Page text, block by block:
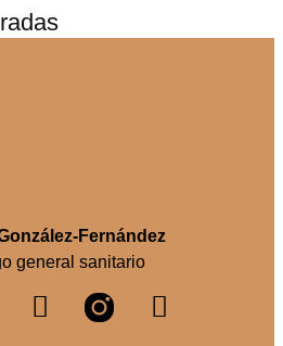
Fernández
general sanitario